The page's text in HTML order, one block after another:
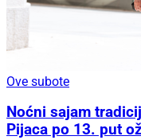
Ove subote
Noćni sajam
Pijaca po 13. put